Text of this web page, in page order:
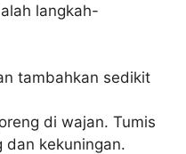
langkah-
tambahkan sedikit
di wajan. Tumis
dan kekuningan.